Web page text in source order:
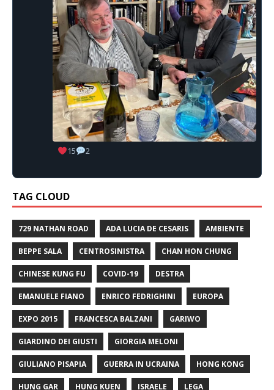
15 2
TAG CLOUD
729 NATHAN ROAD ADA LUCIA DE CESARIS AMBIENTE
BEPPE SALA CENTROSINISTRA CHAN HON CHUNG
CHINESE KUNG FU COVID-19 DESTRA
EMANUELE FIANO ENRICO FEDRIGHINI EUROPA
EXPO 2015 FRANCESCA BALZANI GARIWO
GIARDINO DEI GIUSTI GIORGIA MELONI
GIULIANO PISAPIA GUERRA IN UCRAINA HONG KONG
HUNG GAR HUNG KUEN ISRAELE LEGA